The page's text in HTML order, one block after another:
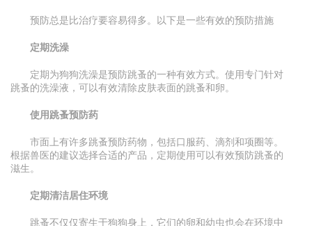
预防总是比治疗要容易得多。以下是一些有效的预防措施
定期洗澡
定期为狗狗洗澡是预防跳蚤的一种有效方式。使用专门针对
跳蚤的洗澡液，可以有效清除皮肤表面的跳蚤和卵。
使用跳蚤预防药
市面上有许多跳蚤预防药物，包括口服药、滴剂和项圈等。
根据兽医的建议选择合适的产品，定期使用可以有效预防跳蚤的
滋生。
定期清洁居住环境
跳蚤不仅仅寄生于狗狗身上，它们的卵和幼虫也会在环境中